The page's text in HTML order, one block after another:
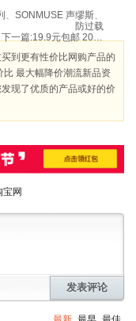
、 SONMUSE 声缪斯、
防过载
下一篇:
19.9元包邮 2012新款 春装 韩版 蕾丝连衣裙
到更有性价比网购产品的
最大幅降价潮流新品资
现了优质的产品或好的价
宝网
发表评论